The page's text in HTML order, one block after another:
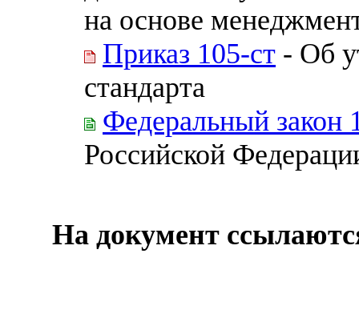
на основе
Приказ 105-ст - Об
стандарта
Федеральный закон
Российской
На документ